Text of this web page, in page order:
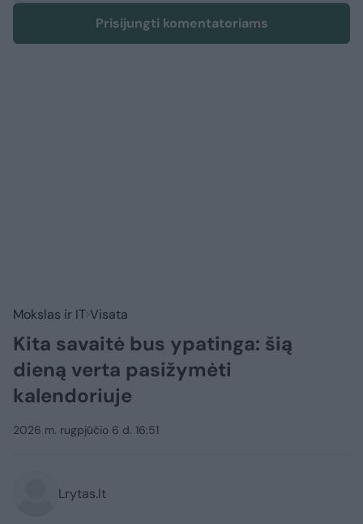
Prisijungti komentatoriams
Mokslas ir IT Visata
Kita savaitė bus ypatinga: šią
dieną verta pasižymėti
kalendoriuje
2026 m. rugpjūčio 6 d. 16:51
Lrytas.lt